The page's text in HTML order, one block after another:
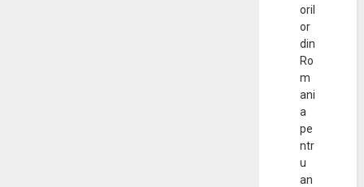
oril
or
din
Ro
m
ani
a
pe
ntr
u
an